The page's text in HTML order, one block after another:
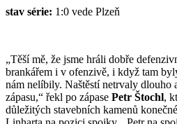
stav série: 1:0 vede Plzeň
„Těší mě, že jsme hráli dobře
brankářem i v ofenzivě, i když tam
nám nelíbily. Naštěstí netrvaly dlouho
zápasu,“ řekl po zápase Petr Štochl,
důležitých stavebních kamenů